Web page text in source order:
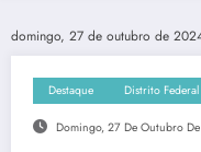
domingo, 27 de outubro de
Destaque Distrito Federal
Domingo, 27 De Outubro